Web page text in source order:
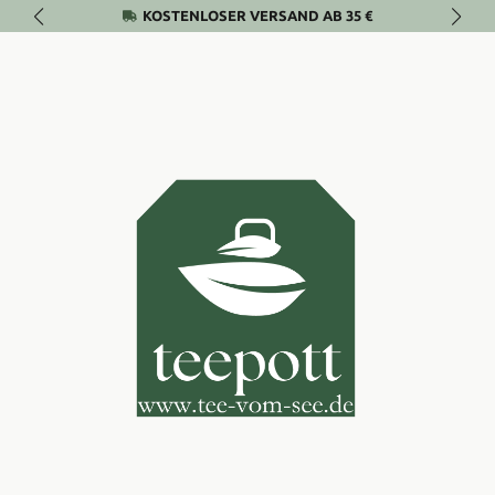
Zum Hauptinhalt springenKOSTENLOSER VERSAND AB 35 €